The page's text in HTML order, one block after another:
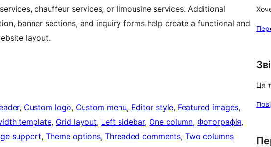
chauffeur services, or limousine services. Additional
banner sections, and inquiry forms help create a functional and
layout.
, Custom logo, Custom menu, Editor style, Featured images
template, Grid layout, Left sidebar, One column, Фотографія
support, Theme options, Threaded comments, Two columns
Ця